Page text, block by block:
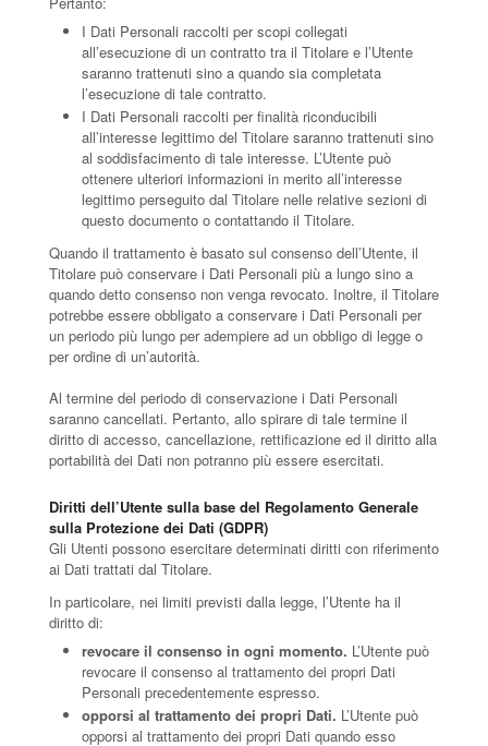
I Dati Personali raccolti per scopi collegati
all’esecuzione di un contratto tra il Titolare e l’Utente
saranno trattenuti sino a quando sia completata
l’esecuzione di tale contratto.
I Dati Personali raccolti per finalità riconducibili
all’interesse legittimo del Titolare saranno trattenuti sino
al soddisfacimento di tale interesse. L’Utente può
ottenere ulteriori informazioni in merito all’interesse
legittimo perseguito dal Titolare nelle relative sezioni di
questo documento o contattando il Titolare.
Quando il trattamento è basato sul consenso dell’Utente, il
Titolare può conservare i Dati Personali più a lungo sino a
quando detto consenso non venga revocato. Inoltre, il Titolare
potrebbe essere obbligato a conservare i Dati Personali per
un periodo più lungo per adempiere ad un obbligo di legge o
per ordine di un’autorità.
Al termine del periodo di conservazione i Dati Personali
saranno cancellati. Pertanto, allo spirare di tale termine il
diritto di accesso, cancellazione, rettificazione ed il diritto alla
portabilità dei Dati non potranno più essere esercitati.
Diritti dell’Utente sulla base del Regolamento Generale
sulla Protezione dei Dati (GDPR)
Gli Utenti possono esercitare determinati diritti con riferimento
ai Dati trattati dal Titolare.
In particolare, nei limiti previsti dalla legge, l’Utente ha il
diritto di:
revocare il consenso in ogni momento. L’Utente può
revocare il consenso al trattamento dei propri Dati
Personali precedentemente espresso.
opporsi al trattamento dei propri Dati. L’Utente può
opporsi al trattamento dei propri Dati quando esso